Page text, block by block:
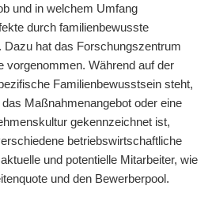
und in welchem Umfang
durch familienbewusste
Dazu hat das Forschungszentrum
vorgenommen. Während auf der
Familienbewusstsein steht,
Maßnahmenangebot oder eine
gekennzeichnet ist,
betriebswirtschaftliche
und potentielle Mitarbeiter, wie
und den Bewerberpool.